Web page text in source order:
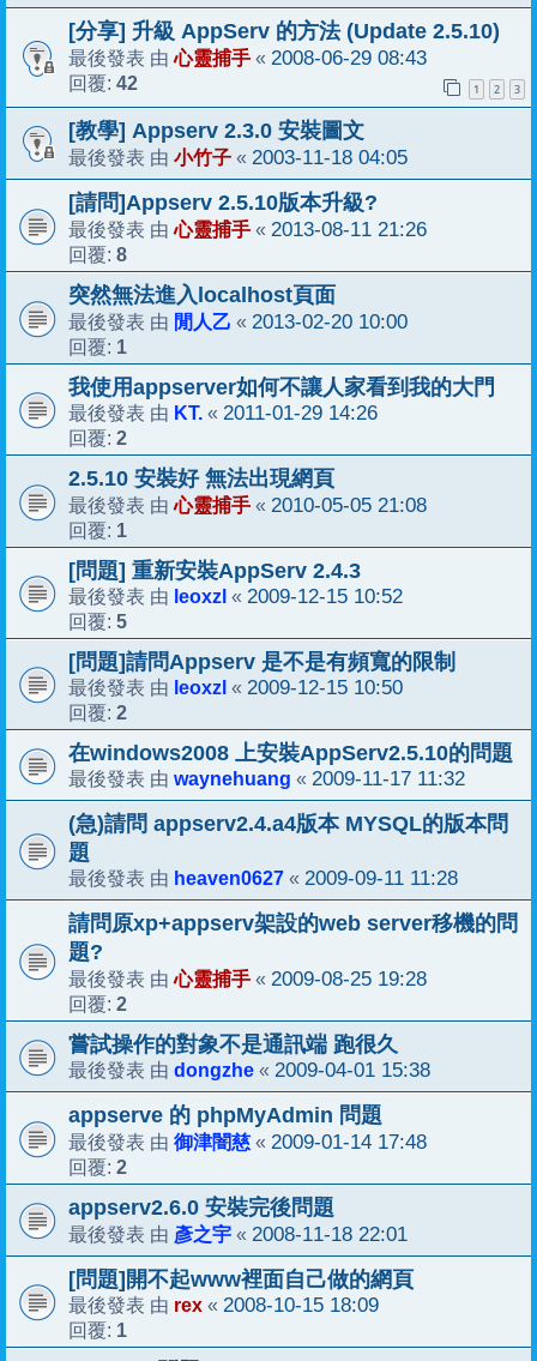
[分享] 升級 AppServ 的方法 (Update 2.5.10)
最後發表 由心靈捕手 « 2008-06-29 08:43
回覆: 42 1 2 3
[教學] Appserv 2.3.0 安裝圖文
最後發表 由 小竹子 « 2003-11-18 04:05
[請問]Appserv 2.5.10版本升級?
最後發表 由心靈捕手 « 2013-08-11 21:26
回覆: 8
突然無法進入localhost頁面
最後發表 由 閒人乙 « 2013-02-20 10:00
回覆: 1
我使用appserver如何不讓人家看到我的大門
最後發表 由 KT. « 2011-01-29 14:26
回覆: 2
2.5.10 安裝好 無法出現網頁
最後發表 由心靈捕手 « 2010-05-05 21:08
回覆: 1
[問題] 重新安裝AppServ 2.4.3
最後發表 由 leoxzl « 2009-12-15 10:52
回覆: 5
[問題]請問Appserv 是不是有頻寬的限制
最後發表 由 leoxzl « 2009-12-15 10:50
回覆: 2
在windows2008 上安裝AppServ2.5.10的問題
最後發表 由 waynehuang « 2009-11-17 11:32
(急)請問 appserv2.4.a4版本 MYSQL的版本問
題
最後發表 由 heaven0627 « 2009-09-11 11:28
請問原xp+appserv架設的web server移機的問
題?
最後發表 由心靈捕手 « 2009-08-25 19:28
回覆: 2
嘗試操作的對象不是通訊端 跑很久
最後發表 由 dongzhe « 2009-04-01 15:38
appserve 的 phpMyAdmin 問題
最後發表 由 御津闇慈 « 2009-01-14 17:48
回覆: 2
appserv2.6.0 安裝完後問題
最後發表 由 彥之宇 « 2008-11-18 22:01
[問題]開不起www裡面自己做的網頁
最後發表 由 rex « 2008-10-15 18:09
回覆: 1